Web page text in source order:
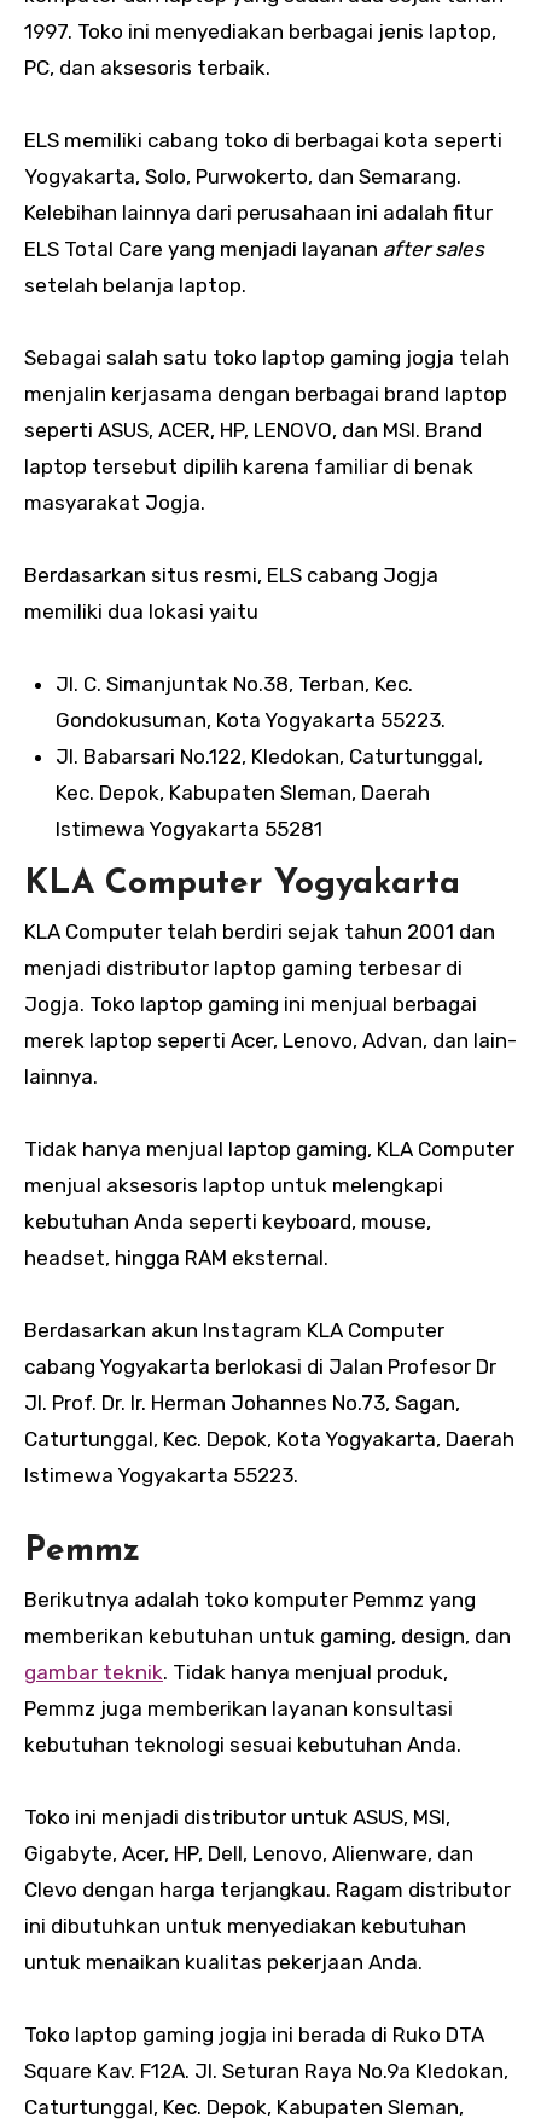
1997. Toko ini menyediakan berbagai jenis laptop,
PC, dan aksesoris terbaik.
ELS memiliki cabang toko di berbagai kota seperti
Yogyakarta, Solo, Purwokerto, dan Semarang.
Kelebihan lainnya dari perusahaan ini adalah fitur
ELS Total Care yang menjadi layanan after sales
setelah belanja laptop.
Sebagai salah satu toko laptop gaming jogja telah
menjalin kerjasama dengan berbagai brand laptop
seperti ASUS, ACER, HP, LENOVO, dan MSI. Brand
laptop tersebut dipilih karena familiar di benak
masyarakat Jogja.
Berdasarkan situs resmi, ELS cabang Jogja
memiliki dua lokasi yaitu
Jl. C. Simanjuntak No.38, Terban, Kec.
Gondokusuman, Kota Yogyakarta 55223.
Jl. Babarsari No.122, Kledokan, Caturtunggal,
Kec. Depok, Kabupaten Sleman, Daerah
Istimewa Yogyakarta 55281
KLA Computer Yogyakarta
KLA Computer telah berdiri sejak tahun 2001 dan
menjadi distributor laptop gaming terbesar di
Jogja. Toko laptop gaming ini menjual berbagai
merek laptop seperti Acer, Lenovo, Advan, dan lain-
lainnya.
Tidak hanya menjual laptop gaming, KLA Computer
menjual aksesoris laptop untuk melengkapi
kebutuhan Anda seperti keyboard, mouse,
headset, hingga RAM eksternal.
Berdasarkan akun Instagram KLA Computer
cabang Yogyakarta berlokasi di Jalan Profesor Dr
Jl. Prof. Dr. Ir. Herman Johannes No.73, Sagan,
Caturtunggal, Kec. Depok, Kota Yogyakarta, Daerah
Istimewa Yogyakarta 55223.
Pemmz
Berikutnya adalah toko komputer Pemmz yang
memberikan kebutuhan untuk gaming, design, dan
gambar teknik. Tidak hanya menjual produk,
Pemmz juga memberikan layanan konsultasi
kebutuhan teknologi sesuai kebutuhan Anda.
Toko ini menjadi distributor untuk ASUS, MSI,
Gigabyte, Acer, HP, Dell, Lenovo, Alienware, dan
Clevo dengan harga terjangkau. Ragam distributor
ini dibutuhkan untuk menyediakan kebutuhan
untuk menaikan kualitas pekerjaan Anda.
Toko laptop gaming jogja ini berada di Ruko DTA
Square Kav. F12A. Jl. Seturan Raya No.9a Kledokan,
Caturtunggal, Kec. Depok, Kabupaten Sleman,